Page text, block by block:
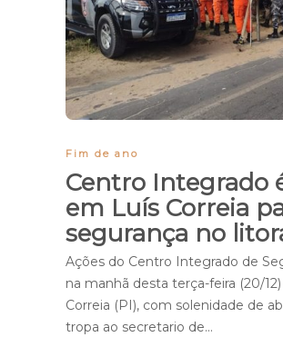
Fim de ano
Centro Integrado
em Luís Correia
segurança no
Ações do Centro Integrado de
na manhã desta terça-feira (20/
Correia (PI), com solenidade de
tropa ao secretario de…